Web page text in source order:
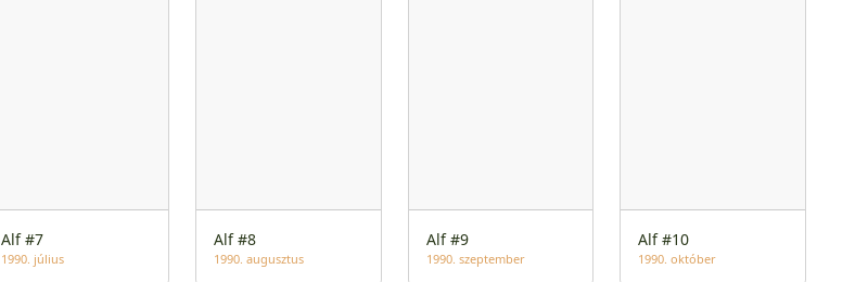
Alf #7
1990. július
Alf #8
1990. augusztus
Alf #9
1990. szeptember
Alf #10
1990. október